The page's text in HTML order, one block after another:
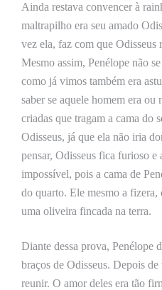
Ainda restava convencer à
maltrapilho era seu amado
vez ela, faz com que Odisseus
Mesmo assim, Penélope não
como já vimos também era
saber se aquele homem era
criadas que tragam a cama do
Odisseus, já que ela não iria
pensar, Odisseus fica furioso e
impossível, pois a cama de
do quarto. Ele mesmo a fizera,
uma oliveira fincada na terra.
Diante dessa prova, Penélope
braços de Odisseus. Depois
reunir. O amor deles era tão